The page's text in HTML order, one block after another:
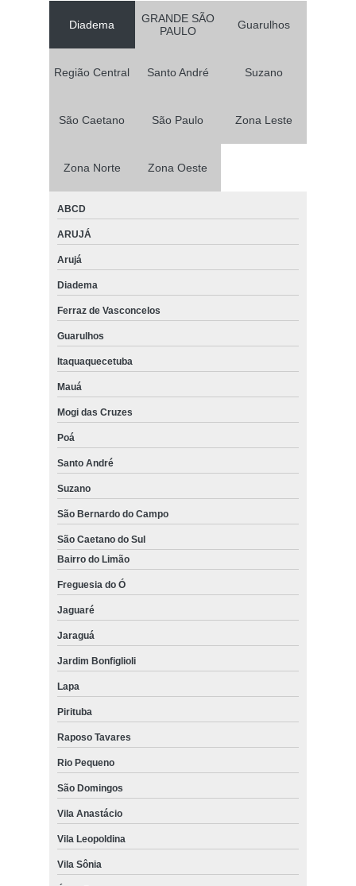
Diadema
GRANDE SÃO
PAULO
Guarulhos
Região Central Santo André Suzano
São Caetano São Paulo Zona Leste
Zona Norte Zona Oeste
ABCD
ARUJÁ
Arujá
Diadema
Ferraz de Vasconcelos
Guarulhos
Itaquaquecetuba
Mauá
Mogi das Cruzes
Poá
Santo André
Suzano
São Bernardo do Campo
São Caetano do Sul
Bairro do Limão
Freguesia do Ó
Jaguaré
Jaraguá
Jardim Bonfiglioli
Lapa
Pirituba
Raposo Tavares
Rio Pequeno
São Domingos
Vila Anastácio
Vila Leopoldina
Vila Sônia